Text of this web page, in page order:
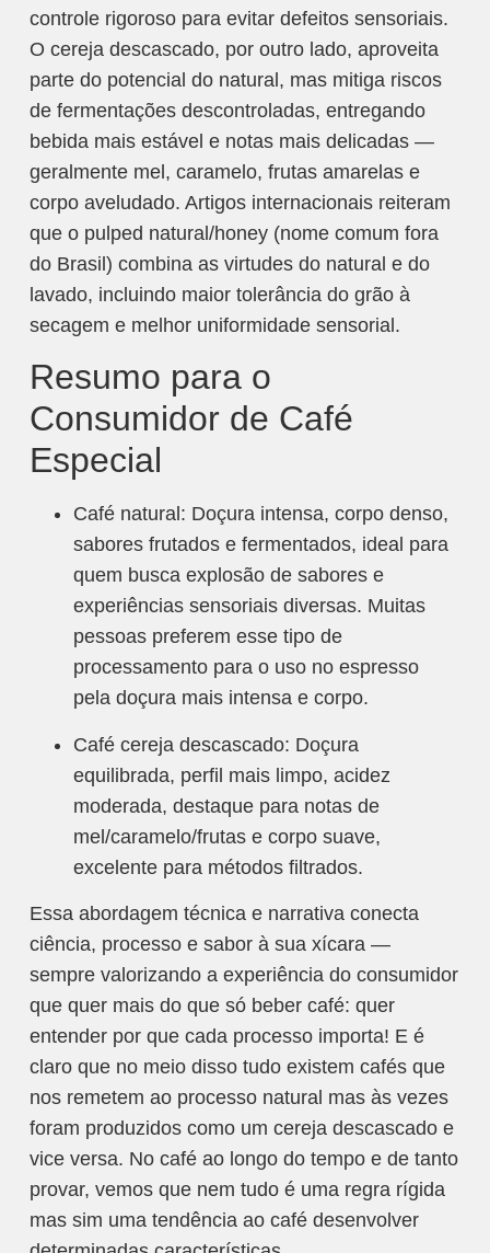
controle rigoroso para evitar defeitos sensoriais.
O cereja descascado, por outro lado, aproveita
parte do potencial do natural, mas mitiga riscos
de fermentações descontroladas, entregando
bebida mais estável e notas mais delicadas —
geralmente mel, caramelo, frutas amarelas e
corpo aveludado. Artigos internacionais reiteram
que o pulped natural/honey (nome comum fora
do Brasil) combina as virtudes do natural e do
lavado, incluindo maior tolerância do grão à
secagem e melhor uniformidade sensorial​.
Resumo para o
Consumidor de Café
Especial
Café natural: Doçura intensa, corpo denso,
sabores frutados e fermentados, ideal para
quem busca explosão de sabores e
experiências sensoriais diversas. Muitas
pessoas preferem esse tipo de
processamento para o uso no espresso
pela doçura mais intensa e corpo.
Café cereja descascado: Doçura
equilibrada, perfil mais limpo, acidez
moderada, destaque para notas de
mel/caramelo/frutas e corpo suave,
excelente para métodos filtrados.​
Essa abordagem técnica e narrativa conecta
ciência, processo e sabor à sua xícara —
sempre valorizando a experiência do consumidor
que quer mais do que só beber café: quer
entender por que cada processo importa! E é
claro que no meio disso tudo existem cafés que
nos remetem ao processo natural mas às vezes
foram produzidos como um cereja descascado e
vice versa. No café ao longo do tempo e de tanto
provar, vemos que nem tudo é uma regra rígida
mas sim uma tendência ao café desenvolver